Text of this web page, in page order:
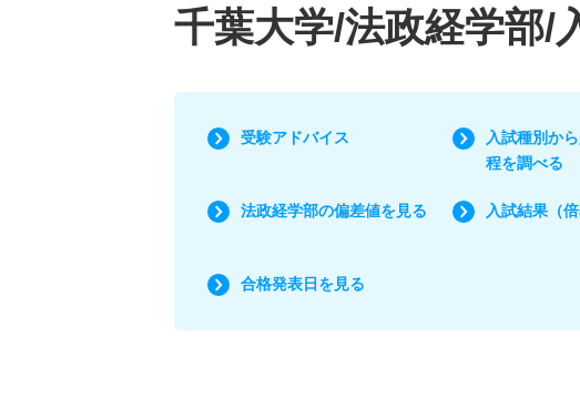
千葉大学/法政経学部/
受験アドバイス
入試種別か
程を調べる
法政経学部の偏差値を見る 入試結果（
合格発表日を見る